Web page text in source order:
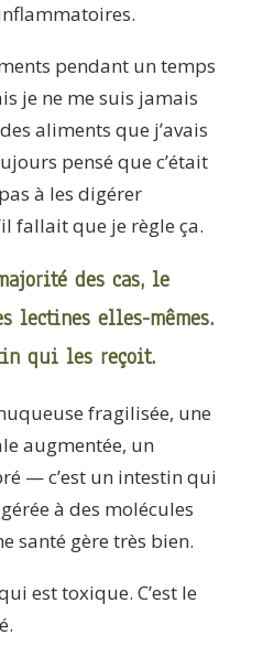
pendant un temps
je ne me suis jamais
des aliments que j’avais
pensé que c’était
à les digérer
fallait que je règle ça.
des cas, le
lectines elles-mêmes.
qui les reçoit.
fragilisée, une
augmentée, un
— c’est un intestin qui
à des molécules
santé gère très bien.
est toxique. C’est le